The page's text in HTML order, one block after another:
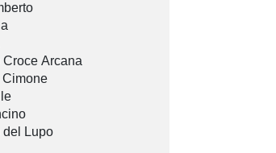
Croce Arcana
Cimone
del Lupo